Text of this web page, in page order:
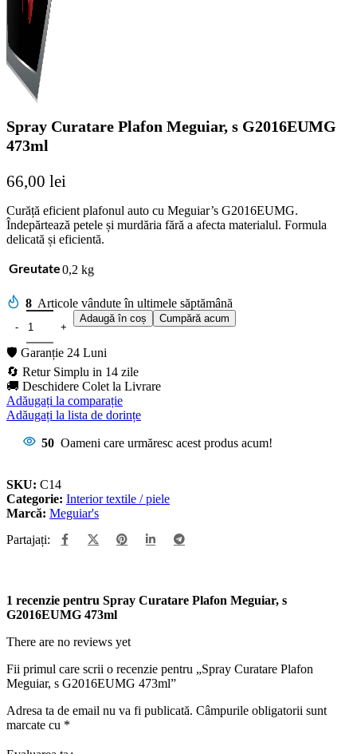
Spray Curatare Plafon Meguiar, s G2016EUMG
473ml
66,00 lei
Curăță eficient plafonul auto cu Meguiar’s G2016EUMG.
Îndepărtează petele și murdăria fără a afecta materialul. Formula
delicată și eficientă.
Greutate0,2 kg
8 Articole vândute în ultimele săptămână
Adaugă în coș Cumpără acum
🛡️ Garanție 24 Luni
🔄 Retur Simplu in 14 zile
🚚 Deschidere Colet la Livrare
Adăugați la comparație
Adăugați la lista de dorințe
50 Oameni care urmăresc acest produs acum!
SKU: C14
Categorie: Interior textile / piele
Marcă: Meguiar's
Partajați:
1 recenzie pentru Spray Curatare Plafon Meguiar, s
G2016EUMG 473ml
There are no reviews yet
Fii primul care scrii o recenzie pentru „Spray Curatare Plafon
Meguiar, s G2016EUMG 473ml”
Adresa ta de email nu va fi publicată. Câmpurile obligatorii sunt
marcate cu *